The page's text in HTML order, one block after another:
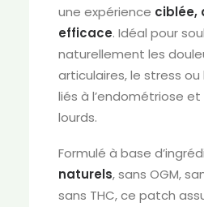
une expérience ciblée,
efficace. Idéal pour
naturellement les
articulaires, le stress
liés à l’endométriose
lourds.
Formulé à base
naturels, sans OGM,
sans THC, ce patch